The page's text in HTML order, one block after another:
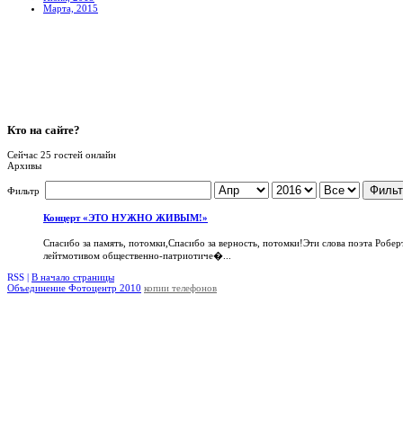
Марта, 2015
Кто на сайте?
Сейчас 25 гостей онлайн
Архивы
Фильтр
Концерт «ЭТО НУЖНО ЖИВЫМ!»
Спасибо за память, потомки,Спасибо за верность, потомки!Эти слова поэта
лейтмотивом общественно-патриотиче�...
RSS | В начало страницы
Объединение Фотоцентр 2010 копии телефонов